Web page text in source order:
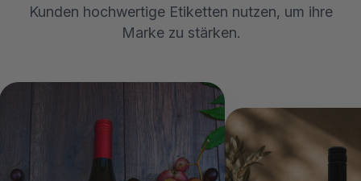
Kunden hochwertige Etiketten nutzen, um ihre
Marke zu stärken.